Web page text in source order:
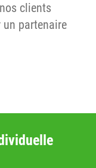
clients
partenaire